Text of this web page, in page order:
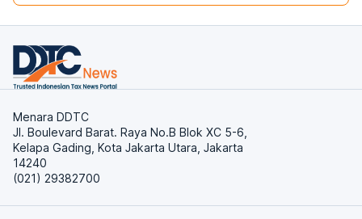
Menara DDTC
Jl. Boulevard Barat. Raya No.B Blok XC 5-6,
Kelapa Gading, Kota Jakarta Utara, Jakarta
14240
(021) 29382700